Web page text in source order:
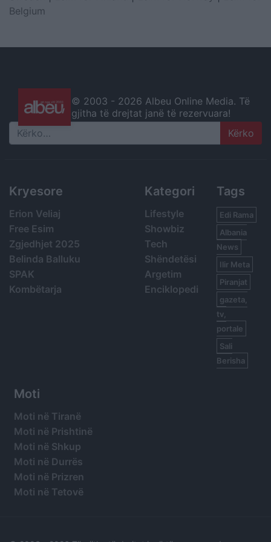
Belgium
© 2003 - 2026 Albeu Online Media. Të
gjitha të drejtat janë të rezervuara!
Search
Kryesore
Erion Veliaj
Free Esim
Zgjedhjet 2025
Belinda Balluku
SPAK
Kombëtarja
Kategori
Lifestyle
Showbiz
Tech
Shëndetësi
Argetim
Enciklopedi
Tags
Edi Rama
Albania
News
Ilir Meta
Piranjat
gazeta,
tv,
portale
Sali
Berisha
Moti
Moti në Tiranë
Moti në Prishtinë
Moti në Shkup
Moti në Durrës
Moti në Prizren
Moti në Tetovë